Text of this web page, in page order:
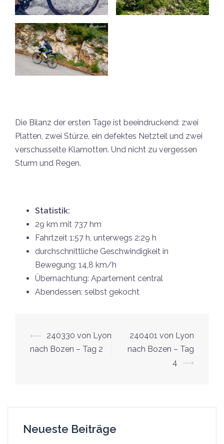
Die Bilanz der ersten Tage ist beeindruckend: zwei
Platten, zwei Stürze, ein defektes Netzteil und zwei
verschusselte Klamotten. Und nicht zu vergessen
Sturm und Regen.
Statistik:
29 km mit 737 hm
Fahrtzeit 1:57 h, unterwegs 2:29 h
durchschnittliche Geschwindigkeit in
Bewegung: 14,8 km/h
Übernachtung: Apartement central
Abendessen: selbst gekocht
Beitrags-
Navigation
⟵
240330 von Lyon
nach Bozen – Tag 2
240401 von Lyon
nach Bozen – Tag
4
⟶
Neueste Beiträge